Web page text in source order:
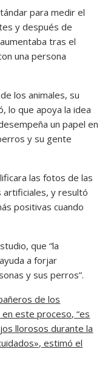
para medir el
y después de
tras el
una persona
los animales, su
lo que apoya la idea
un papel en
y su gente
las fotos de las
artificiales, y resultó
positivas cuando
que “la
a forjar
y sus perros”.
de los
este proceso, “es
llorosos durante la
estimó el